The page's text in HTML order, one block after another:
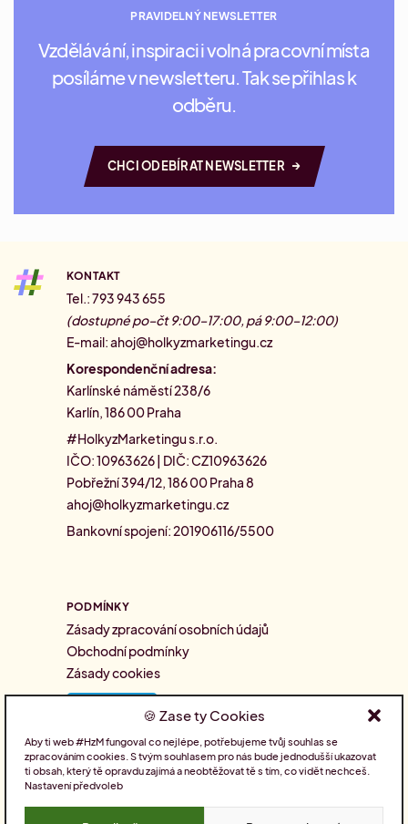
Zase ty Cookies
Aby ti web #HzM fungoval co nejlépe, potřebujeme tvůj souhlas se
zpracováním cookies. S tvým souhlasem pro nás bude jednodušší ukazovat
ti obsah, který tě opravdu zajímá a neobtěžovat tě s tím, co vidět nechceš.
Nastavení předvoleb
PRAVIDELNÝ NEWSLETTER
Vzdělávání, inspiraci i volná pracovní místa
posíláme v newsletteru. Tak se přihlas k
odběru.
CHCI ODEBÍRAT NEWSLETTER →
KONTAKT
Tel.: 793 943 655
(dostupné po–čt 9:00–17:00, pá 9:00–12:00)
E-mail:ahoj@holkyzmarketingu.cz
Korespondenční adresa:
Karlínské náměstí 238/6
Karlín, 186 00 Praha
#HolkyzMarketingu s.r.o.
IČO: 10963626 | DIČ: CZ10963626
Pobřežní 394/12, 186 00 Praha 8
ahoj@holkyzmarketingu.cz
Bankovní spojení: 201906116/5500
PODMÍNKY
Zásady zpracování osobních údajů
Obchodní podmínky
Zásady cookies
SLEDUJTE NÁS